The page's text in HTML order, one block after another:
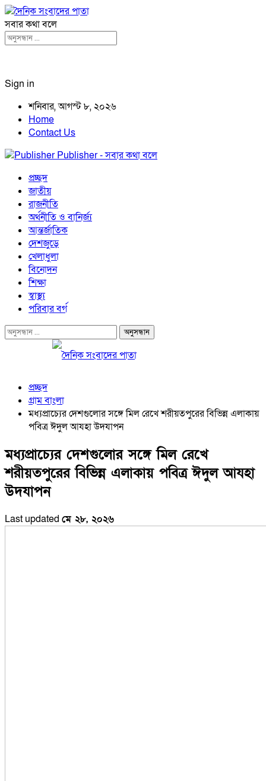
সবার কথা বলে
Sign in
শনিবার, আগস্ট ৮, ২০২৬
Home
Contact Us
Publisher - সবার কথা বলে
প্রচ্ছদ
জাতীয়
রাজনীতি
অর্থনীতি ও বানির্জ্য
আন্তর্জাতিক
দেশজুড়ে
খেলাধুলা
বিনোদন
শিক্ষা
স্বাস্থ্য
পরিবার বর্গ
প্রচ্ছদ
গ্রাম বাংলা
মধ্যপ্রাচ্যের দেশগুলোর সঙ্গে মিল রেখে শরীয়তপুরের বিভিন্ন এলাকায়
পবিত্র ঈদুল আযহা উদযাপন
মধ্যপ্রাচ্যের দেশগুলোর সঙ্গে মিল রেখে
শরীয়তপুরের বিভিন্ন এলাকায় পবিত্র ঈদুল আযহা
উদযাপন
Last updated মে ২৮, ২০২৬